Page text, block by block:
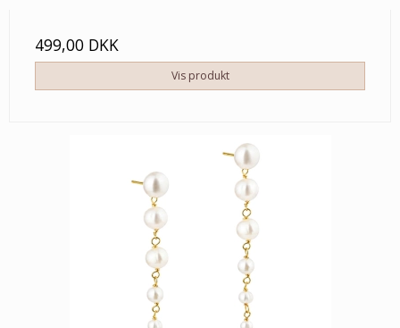
499,00 DKK
Vis produkt